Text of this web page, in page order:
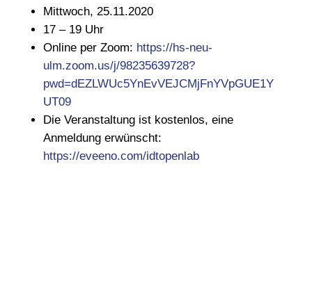
Mittwoch, 25.11.2020
17 – 19 Uhr
Online per Zoom: https://hs-neu-
ulm.zoom.us/j/98235639728?
pwd=dEZLWUc5YnEvVEJCMjFnYVpGUE1Y
UT09
Die Veranstaltung ist kostenlos, eine
Anmeldung erwünscht:
https://eveeno.com/idtopenlab